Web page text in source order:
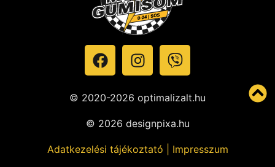
© 2020-2026 optimalizalt.hu
© 2026 designpixa.hu
Adatkezelési tájékoztató Impresszum